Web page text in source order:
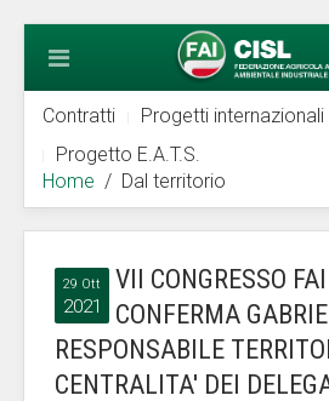
Contratti Progetti internazionali
Progetto E.A.T.S.
Home
Dal territorio
29 Ott
2021
VII CONGRESSO
CONFERMA
RESPONSABILE
CENTRALITA' DEI